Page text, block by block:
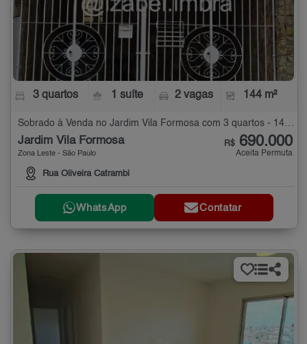
3 quartos 1 suíte 2 vagas 144 m²
Sobrado à Venda no Jardim Vila Formosa com 3 quartos - 144 m²
Jardim Vila Formosa
Zona Leste - São Paulo
Rua Oliveira Catrambi
R$ 690.000
Aceita Permuta
WhatsApp Contatar